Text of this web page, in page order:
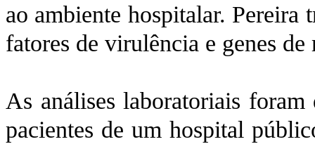
ao ambiente hospitalar. Pereira
fatores de virulência e genes
As análises laboratoriais
pacientes de um hospital